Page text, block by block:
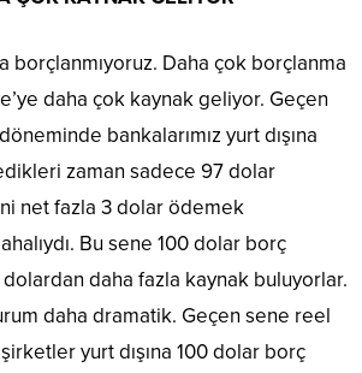
borçlanmıyoruz. Daha çok borçlanma
daha çok kaynak geliyor. Geçen
bankalarımız yurt dışına
zaman sadece 97 dolar
net fazla 3 dolar ödemek
Bu sene 100 dolar borç
daha fazla kaynak buluyorlar.
daha dramatik. Geçen sene reel
yurt dışına 100 dolar borç